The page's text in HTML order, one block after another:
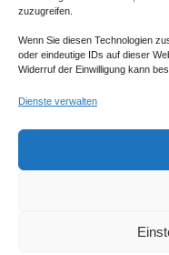
zuzugreifen.
Wenn Sie diesen Technologien
oder eindeutige IDs auf dieser
Widerruf der Einwilligung kann
Dienste verwalten
AGB
Sitemap